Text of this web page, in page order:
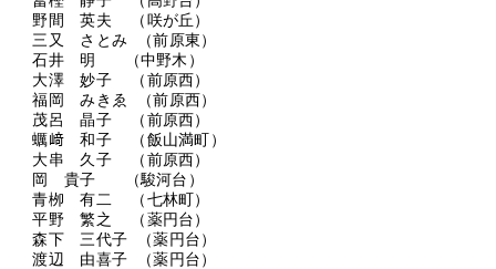
野間 英夫 （咲が丘）
三又 さとみ （前原東）
石井 明 （中野木）
大澤 妙子 （前原西）
福岡 みきゑ （前原西）
茂呂 晶子 （前原西）
蠣﨑 和子 （飯山満町）
大串 久子 （前原西）
岡 貴子 （駿河台）
青栁 有二 （七林町）
平野 繁之 （薬円台）
森下 三代子 （薬円台）
渡辺 由喜子 （薬円台）